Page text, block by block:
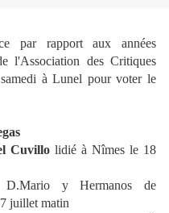
par rapport aux années
l'Association des Critiques
à Lunel pour voter le
Cuvillo lidié à Nîmes le 18
y Hermanos de
juillet matin